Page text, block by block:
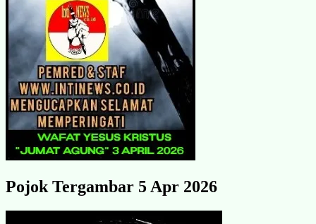
Pojok Tergambar 5 Apr 2026